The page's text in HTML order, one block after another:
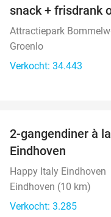
snack + frisdrank
Attractiepark
Groenlo
Verkocht: 34.443
2-gangendiner à
Eindhoven
Happy Italy Eindhoven
Eindhoven (10 km)
Verkocht: 3.285